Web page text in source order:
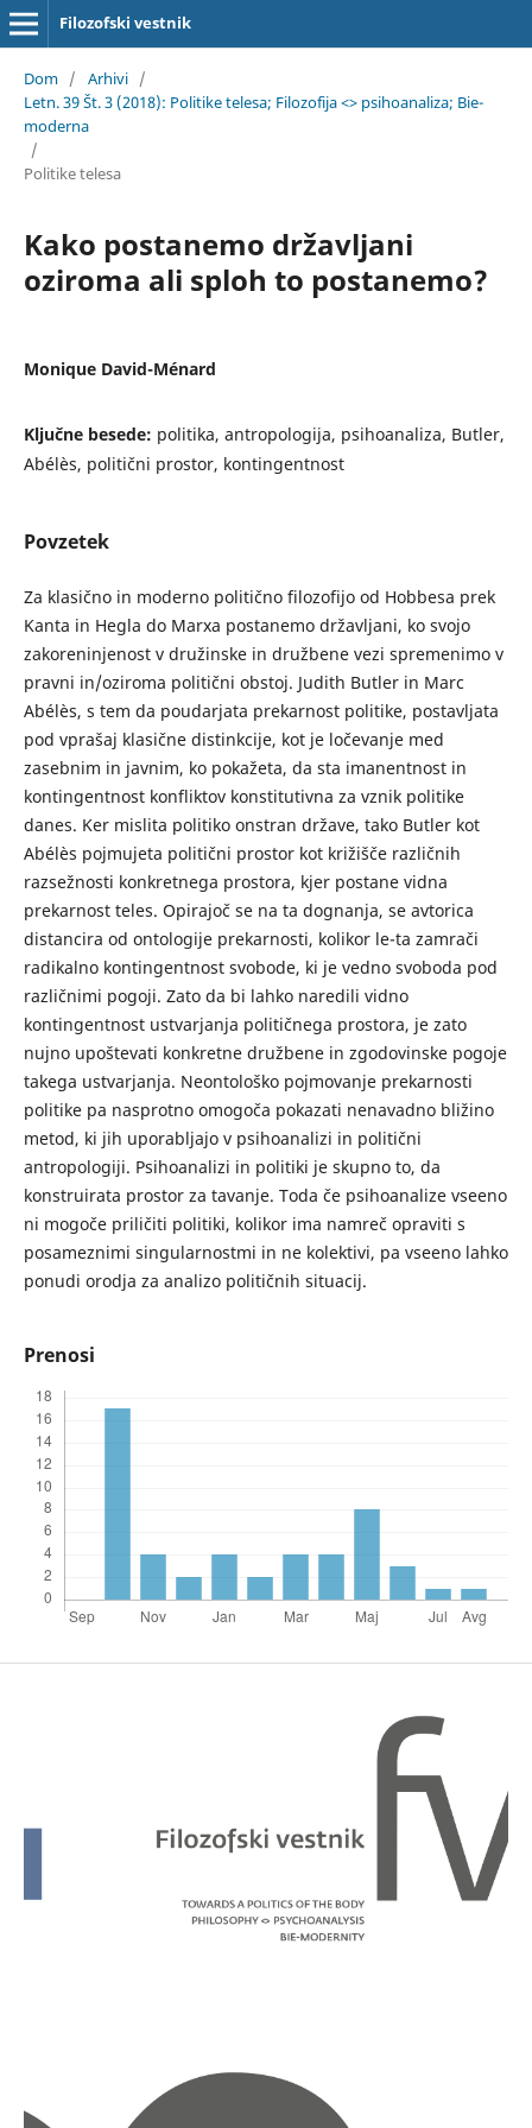
Filozofski vestnik
Dom / Arhivi /
Letn. 39 Št. 3 (2018): Politike telesa; Filozofija <> psihoanaliza; Bie-
moderna
/
Politike telesa
Kako postanemo državljani
oziroma ali sploh to postanemo?
Monique David-Ménard
Ključne besede: politika, antropologija, psihoanaliza, Butler,
Abélès, politični prostor, kontingentnost
Povzetek
Za klasično in moderno politično filozofijo od Hobbesa prek
Kanta in Hegla do Marxa postanemo državljani, ko svojo
zakoreninjenost v družinske in družbene vezi spremenimo v
pravni in/oziroma politični obstoj. Judith Butler in Marc
Abélès, s tem da poudarjata prekarnost politike, postavljata
pod vprašaj klasične distinkcije, kot je ločevanje med
zasebnim in javnim, ko pokažeta, da sta imanentnost in
kontingentnost konfliktov konstitutivna za vznik politike
danes. Ker mislita politiko onstran države, tako Butler kot
Abélès pojmujeta politični prostor kot križišče različnih
razsežnosti konkretnega prostora, kjer postane vidna
prekarnost teles. Opirajoč se na ta dognanja, se avtorica
distancira od ontologije prekarnosti, kolikor le-ta zamrači
radikalno kontingentnost svobode, ki je vedno svoboda pod
različnimi pogoji. Zato da bi lahko naredili vidno
kontingentnost ustvarjanja političnega prostora, je zato
nujno upoštevati konkretne družbene in zgodovinske pogoje
takega ustvarjanja. Neontološko pojmovanje prekarnosti
politike pa nasprotno omogoča pokazati nenavadno bližino
metod, ki jih uporabljajo v psihoanalizi in politični
antropologiji. Psihoanalizi in politiki je skupno to, da
konstruirata prostor za tavanje. Toda če psihoanalize vseeno
ni mogoče priličiti politiki, kolikor ima namreč opraviti s
posameznimi singularnostmi in ne kolektivi, pa vseeno lahko
ponudi orodja za analizo političnih situacij.
Prenosi